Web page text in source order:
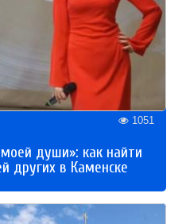
1051
души»: как найти
других в Каменске